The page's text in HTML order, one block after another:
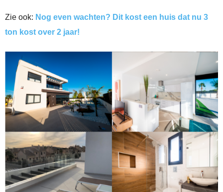
Zie ook: Nog even wachten? Dit kost een huis dat nu 3
ton kost over 2 jaar!